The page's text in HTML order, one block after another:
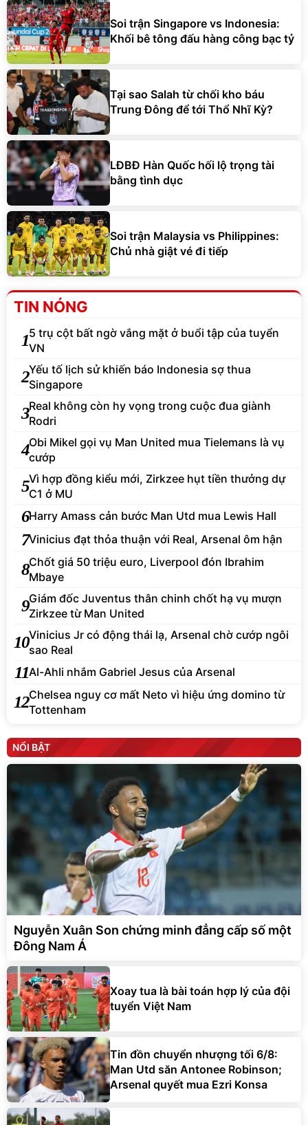
Soi trận Singapore vs Indonesia:
Khối bê tông đấu hàng công bạc tỷ
Tại sao Salah từ chối kho báu
Trung Đông để tới Thổ Nhĩ Kỳ?
LĐBĐ Hàn Quốc hối lộ trọng tài
bằng tình dục
Soi trận Malaysia vs Philippines:
Chủ nhà giật vé đi tiếp
TIN NÓNG
15 trụ cột bất ngờ vắng mặt ở buổi tập của tuyển
VN
2Yếu tố lịch sử khiến báo Indonesia sợ thua
Singapore
3Real không còn hy vọng trong cuộc đua giành
Rodri
4Obi Mikel gọi vụ Man United mua Tielemans là vụ
cướp
5Vì hợp đồng kiểu mới, Zirkzee hụt tiền thưởng dự
C1 ở MU
6Harry Amass cản bước Man Utd mua Lewis Hall
7Vinicius đạt thỏa thuận với Real, Arsenal ôm hận
8Chốt giá 50 triệu euro, Liverpool đón Ibrahim
Mbaye
9Giám đốc Juventus thân chinh chốt hạ vụ mượn
Zirkzee từ Man United
10Vinicius Jr có động thái lạ, Arsenal chờ cướp ngôi
sao Real
11Al-Ahli nhắm Gabriel Jesus của Arsenal
12Chelsea nguy cơ mất Neto vì hiệu ứng domino từ
Tottenham
NỔI BẬT
Nguyễn Xuân Son chứng minh đẳng cấp số một
Đông Nam Á
Xoay tua là bài toán hợp lý của đội
tuyển Việt Nam
Tin đồn chuyển nhượng tối 6/8:
Man Utd săn Antonee Robinson;
Arsenal quyết mua Ezri Konsa